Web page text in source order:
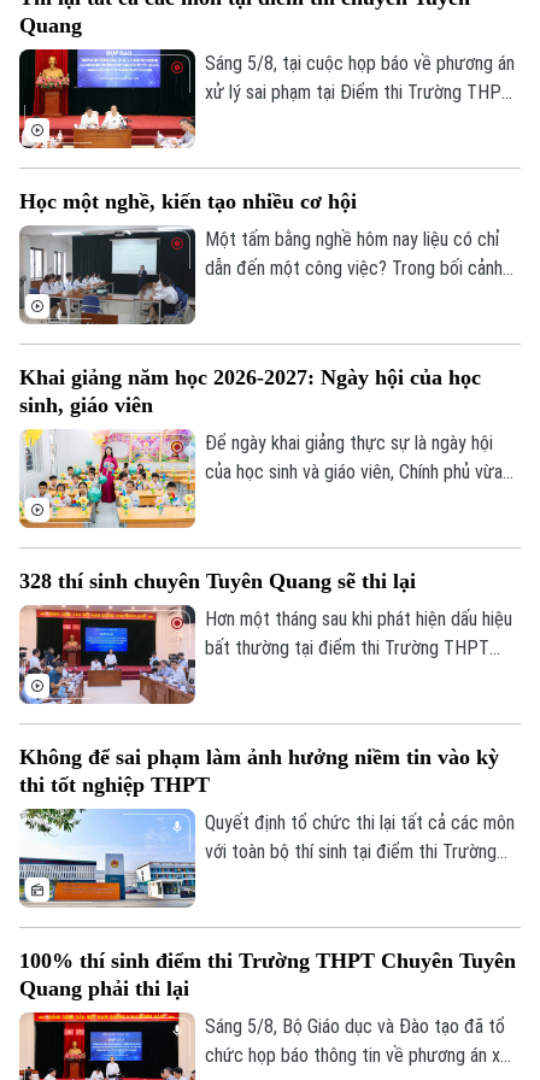
Dinh dưỡng
Tư vấn sức khỏe
Bóng đá
Quần vợt
Golf
Giải trí
Tin tức
Sao
Điện ảnh
Thời trang
Âm nhạc
Đã phát sóng
Quang
Sáng 5/8, tại cuộc họp báo về phương án
xử lý sai phạm tại Điểm thi Trường THPT
này. Thời gian thi lại dự kiến vào ngày 14
và 15/8.
Học một nghề, kiến tạo nhiều cơ hội
Một tấm bằng nghề hôm nay liệu có chỉ
dẫn đến một công việc? Trong bối cảnh
nghề, mà còn là người có năng lực thích
vai trò mới.
Khai giảng năm học 2026-2027: Ngày hội của học
sinh, giáo viên
Để ngày khai giảng thực sự là ngày hội
của học sinh và giáo viên, Chính phủ vừa
chất đến sách giáo khoa, bảo đảm không
học sinh nào bị bỏ lại phía sau.
328 thí sinh chuyên Tuyên Quang sẽ thi lại
Hơn một tháng sau khi phát hiện dấu hiệu
bất thường tại điểm thi Trường THPT
Không để sai phạm làm ảnh hưởng niềm tin vào kỳ
thi tốt nghiệp THPT
Quyết định tổ chức thi lại tất cả các môn
với toàn bộ thí sinh tại điểm thi Trường
quan và quy chế thi hiện hành, nhằm bảo
tốt nghiệp THPT, đồng thời bảo vệ quyền
lợi của các thí sinh và giữ vững niềm tin
100% thí sinh điểm thi Trường THPT Chuyên Tuyên
Quang phải thi lại
Sáng 5/8, Bộ Giáo dục và Đào tạo đã tổ
chức họp báo thông tin về phương án xử